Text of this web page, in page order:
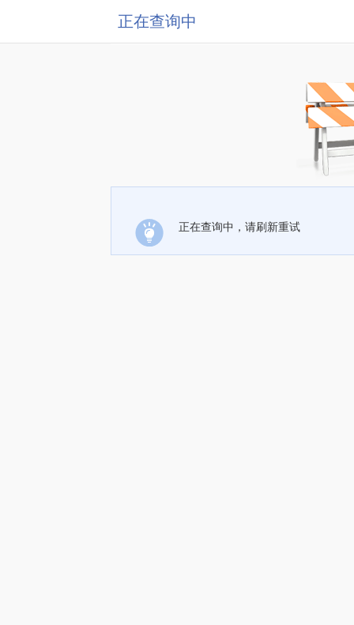
正在查询中
正在查询中，请刷新重试